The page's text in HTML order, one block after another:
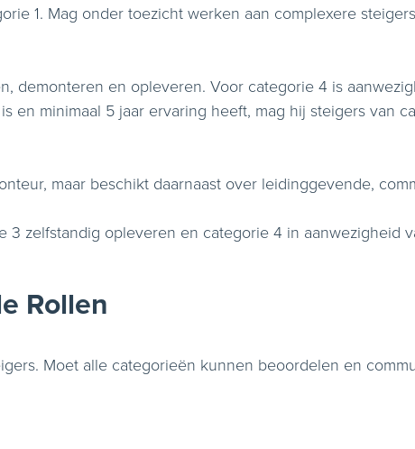
1. Mag onder toezicht werken aan complexere
demonteren en opleveren. Voor categorie 4 is
en minimaal 5 jaar ervaring heeft, mag hij steigers van
maar beschikt daarnaast over leidinggevende,
zelfstandig opleveren en categorie 4 in aanwezigheid
Rollen
Moet alle categorieën kunnen beoordelen en